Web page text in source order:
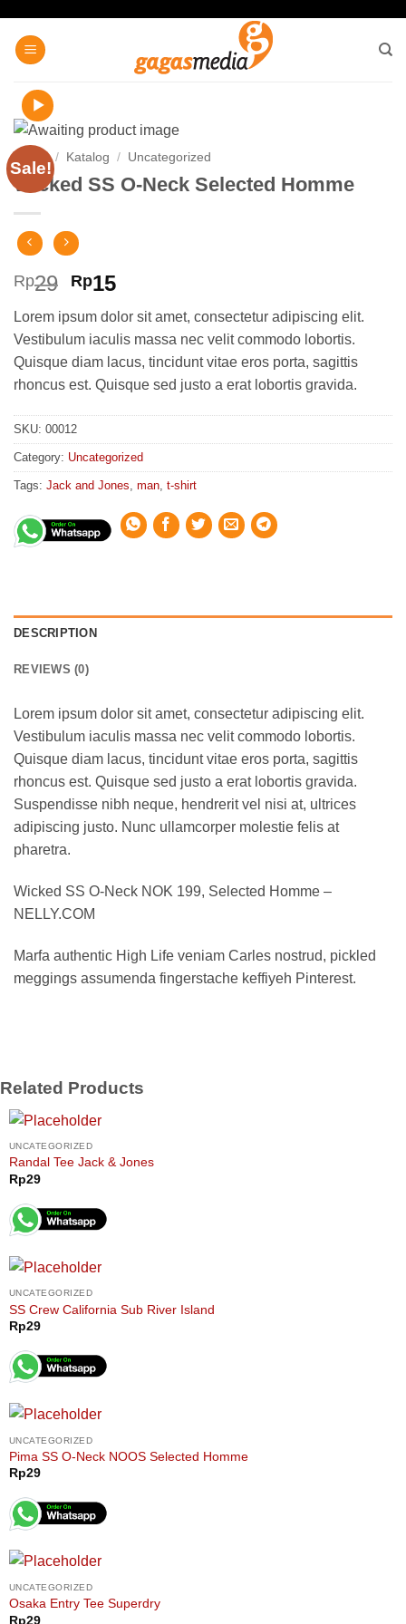
content
Sale!
/ Katalog / Uncategorized
Wicked SS O-Neck Selected Homme
Rp29 Original
was:
Rp29.
Rp15Current
is:
Rp15.
Lorem ipsum dolor sit amet, consectetur adipiscing elit.
Vestibulum iaculis massa nec velit commodo lobortis.
Quisque diam lacus, tincidunt vitae eros porta, sagittis
rhoncus est. Quisque sed justo a erat lobortis gravida.
SKU: 00012
Category: Uncategorized
Tags: Jack and Jones man t-shirt
DESCRIPTION
REVIEWS (0)
Lorem ipsum dolor sit amet, consectetur adipiscing elit.
Vestibulum iaculis massa nec velit commodo lobortis.
Quisque diam lacus, tincidunt vitae eros porta, sagittis
rhoncus est. Quisque sed justo a erat lobortis gravida.
Suspendisse nibh neque, hendrerit vel nisi at, ultrices
adipiscing justo. Nunc ullamcorper molestie felis at
pharetra.
Wicked SS O-Neck NOK 199, Selected Homme –
NELLY.COM
Marfa authentic High Life veniam Carles nostrud, pickled
meggings assumenda fingerstache keffiyeh Pinterest.
Related Products
UNCATEGORIZED
Randal Tee Jack & Jones
Rp29
UNCATEGORIZED
SS Crew California Sub River Island
Rp29
UNCATEGORIZED
Pima SS O-Neck NOOS Selected Homme
Rp29
UNCATEGORIZED
Osaka Entry Tee Superdry
Rp29